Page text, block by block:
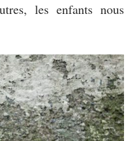
les enfants nous